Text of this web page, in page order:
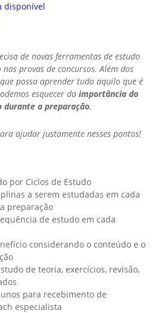
disponível
de novas ferramentas de estudo
provas de concursos. Além dos
possa aprender tudo aquilo que é
esquecer da importância do
durante a preparação.
ajudar justamente nesses pontos!
por Ciclos de Estudo
a serem estudadas em cada
preparação
de estudo em cada
considerando o conteúdo e o
de teoria, exercícios, revisão,
para recebimento de
especialista